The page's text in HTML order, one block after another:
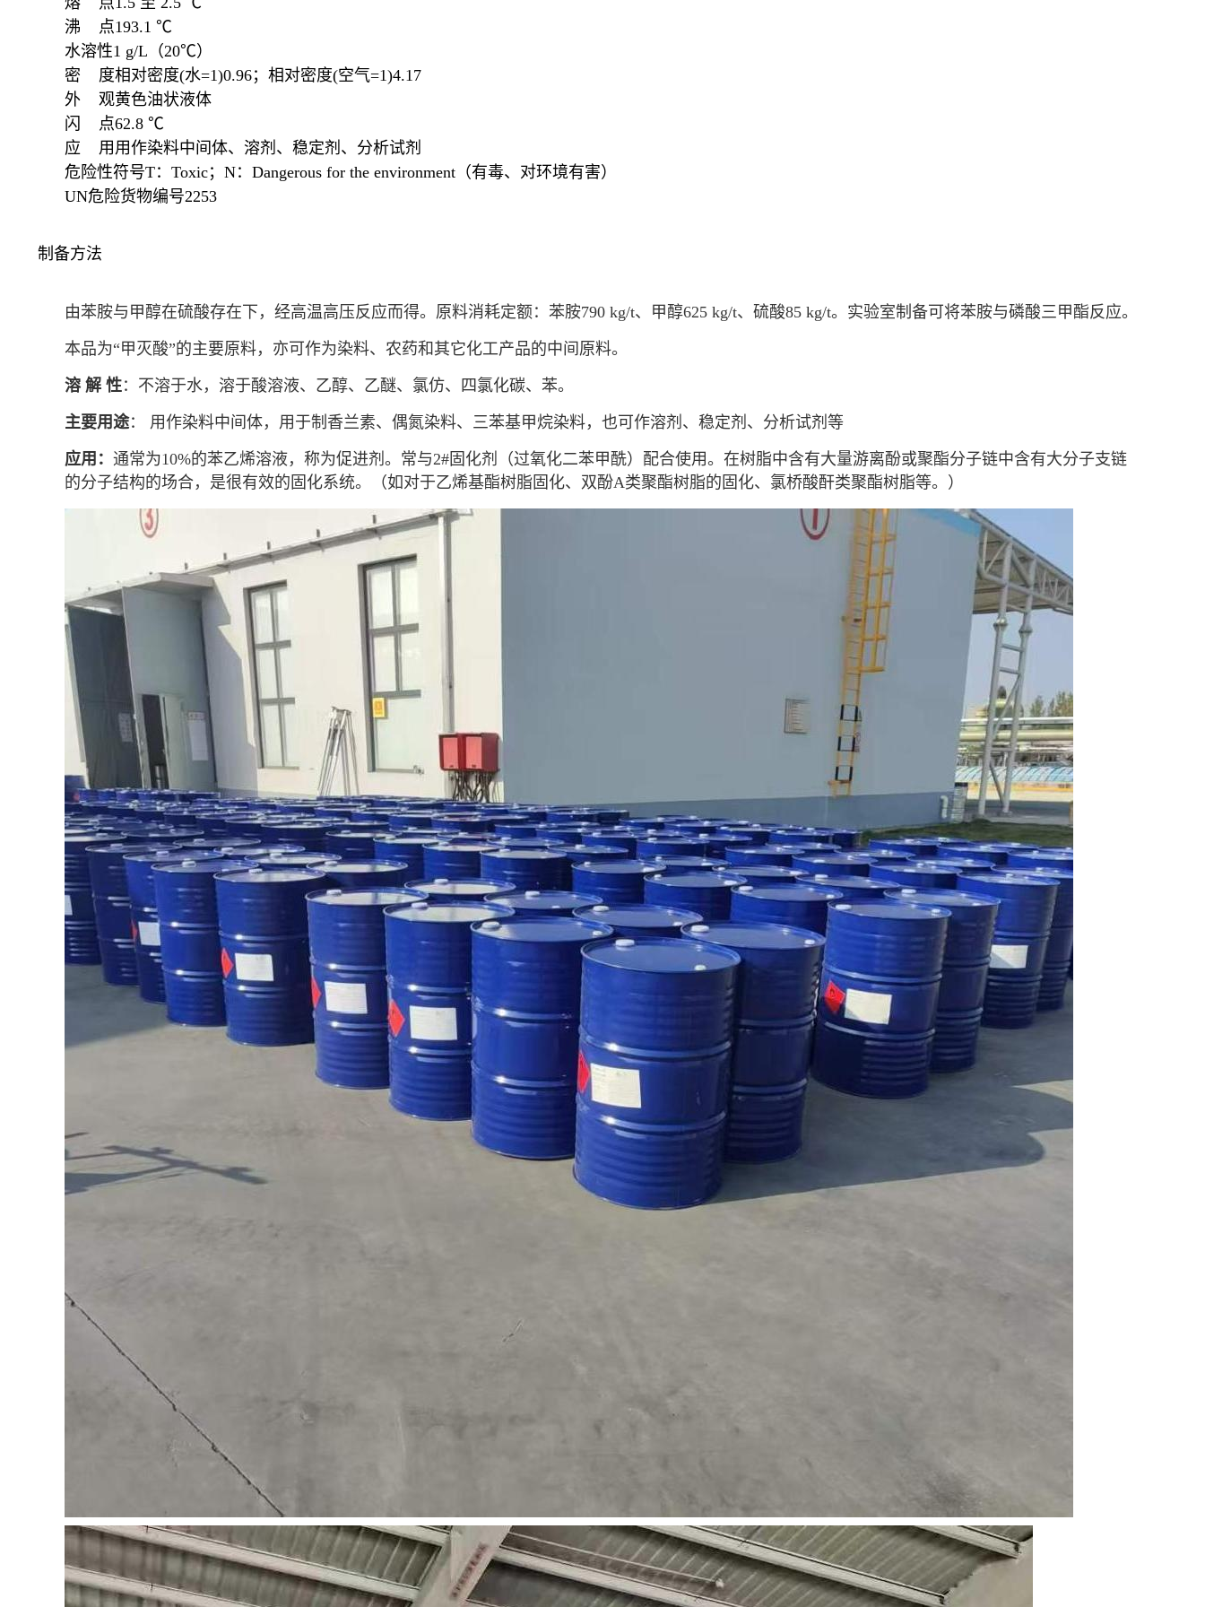
沸 点193.1 ℃
水溶性1 g/L （20℃）
密 度相对密度(水=1)0.96；相对密度(空气=1)4.17
外 观黄色油状液体
闪 点62.8 ℃
应 用 用作染料中间体、溶剂、稳定剂、分析试剂
危险性符号T：Toxic；N：Dangerous for the environment （有毒、对环境有害）
UN危险货物编号2253
制备方法
由苯胺与甲醇在硫酸存在下，经高温高压反应而得。原料消耗定额：苯胺790 kg/t、甲醇625 kg/t、硫酸85 kg/t。实验室制备可将苯胺与磷酸三甲酯反应。
本品为“甲灭酸”的主要原料，亦可作为染料、农药和其它化工产品的中间原料。
溶 解 性：不溶于水，溶于酸溶液、乙醇、乙醚、氯仿、 四氯化碳、苯。
主要用途： 用作染料中间体，用于制香兰素、 偶氮染料、 三苯基甲烷染料，也可作溶剂、稳定剂、 分析试剂 等
应用： 通常为10%的苯乙烯溶液，称为促进剂。常与2#固化剂（过氧化二苯甲酰）配合使用。在树脂中含有大量游离酚或聚酯分子链中含有大分子支链
的分子结构的场合，是很有效的固化系统。（如对于乙烯基酯树脂固化、双酚A类聚酯树脂的固化、氯桥酸酐类聚酯树脂等。）